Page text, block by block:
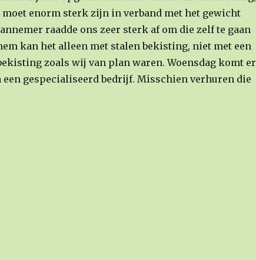
enorm sterk zijn in verband met het gewicht
raadde ons zeer sterk af om die zelf te gaan
kan het alleen met stalen bekisting, niet met een
zoals wij van plan waren. Woensdag komt er
een gespecialiseerd bedrijf. Misschien verhuren die